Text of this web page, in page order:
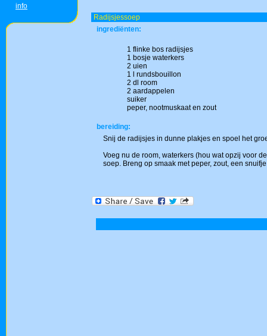
info
Radijsjessoep
ingrediënten:
1 flinke bos radijsjes
1 bosje waterkers
2 uien
1 l rundsbouillon
2 dl room
2 aardappelen
suiker
peper, nootmuskaat en zout
bereiding:
Snij de radijsjes in dunne plakjes en spoel het
Voeg nu de room, waterkers (hou wat opzij voor
soep. Breng op smaak met peper, zout, een